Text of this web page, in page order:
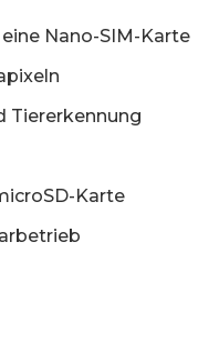
Nano-SIM-Karte
Tiererkennung
Karte